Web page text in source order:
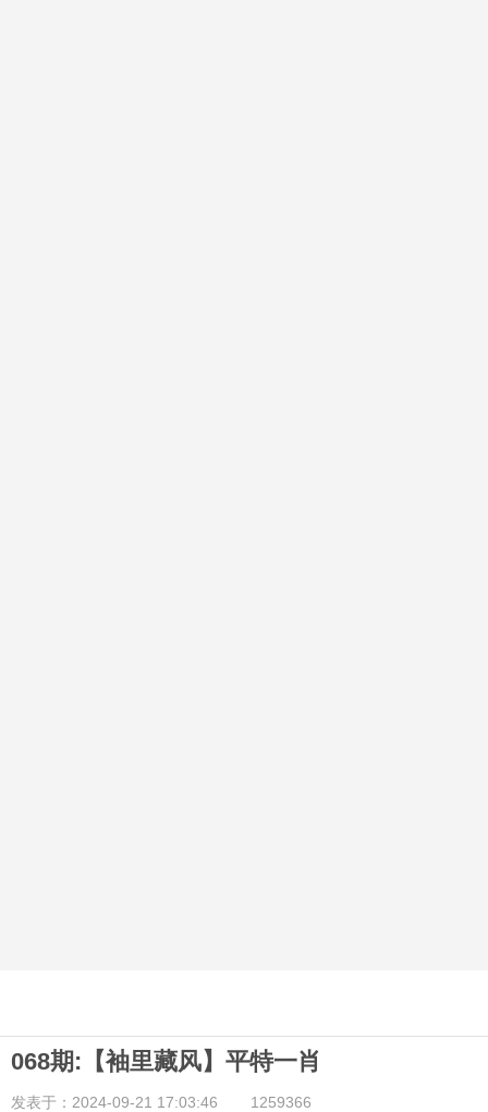
068期:【袖里藏风】平特一肖
发表于：2024-09-21 17:03:46 1259366